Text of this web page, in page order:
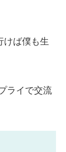
けば僕も生
ライで交流